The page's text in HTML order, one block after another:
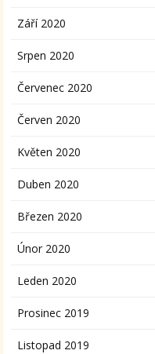
Září 2020
Srpen 2020
Červenec 2020
Červen 2020
Květen 2020
Duben 2020
Březen 2020
Únor 2020
Leden 2020
Prosinec 2019
Listopad 2019